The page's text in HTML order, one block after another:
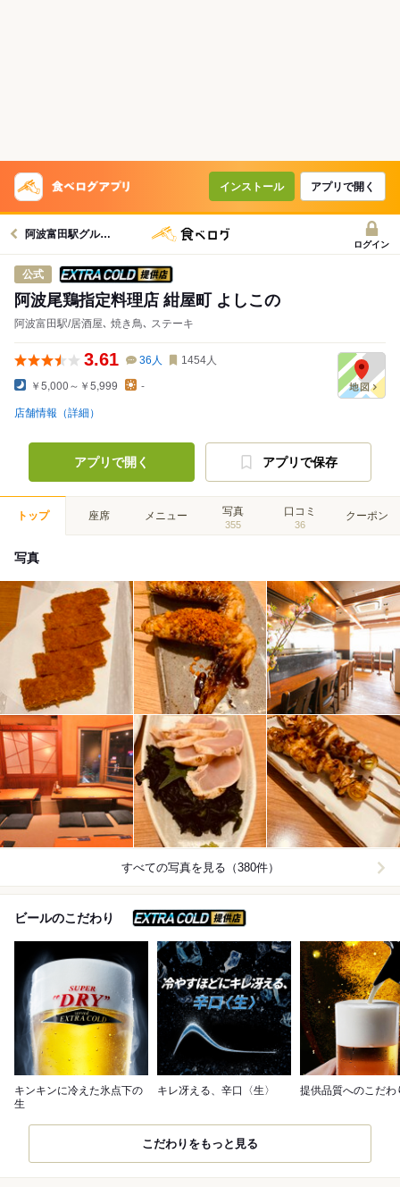
インストール アプリで開く
阿波富田駅グルメへ
ログイン
公式
阿波尾鶏指定料理店 紺屋町 よしこの
阿波富田駅/居酒屋､ 焼き鳥､ ステーキ
3.61 36 人 1454人
￥5,000～￥5,999 -
店舗情報（詳細）
アプリで開く アプリで保存
トップ 座席 メニュー 写真
355
口コミ
36
クーポン
写真
すべての写真を見る（380件）
ビールのこだわり
キンキンに冷えた氷点下の
生
キレ冴える、辛口〈生〉 提供品質へのこだわ
こだわりをもっと見る